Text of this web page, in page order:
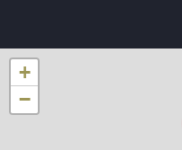
+
−